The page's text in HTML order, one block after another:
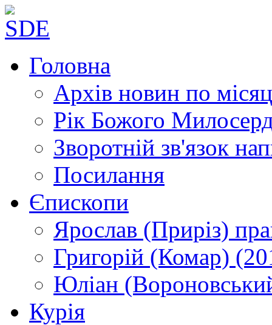
Головна
Архів новин по
Рік Божого
Зворотній зв'язок
Посилання
Єпископи
Ярослав (Приріз)
Григорій (Комар)
Юліан
Курія